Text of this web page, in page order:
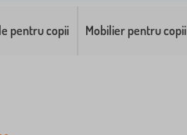
pentru copii Mobilier pentru copii